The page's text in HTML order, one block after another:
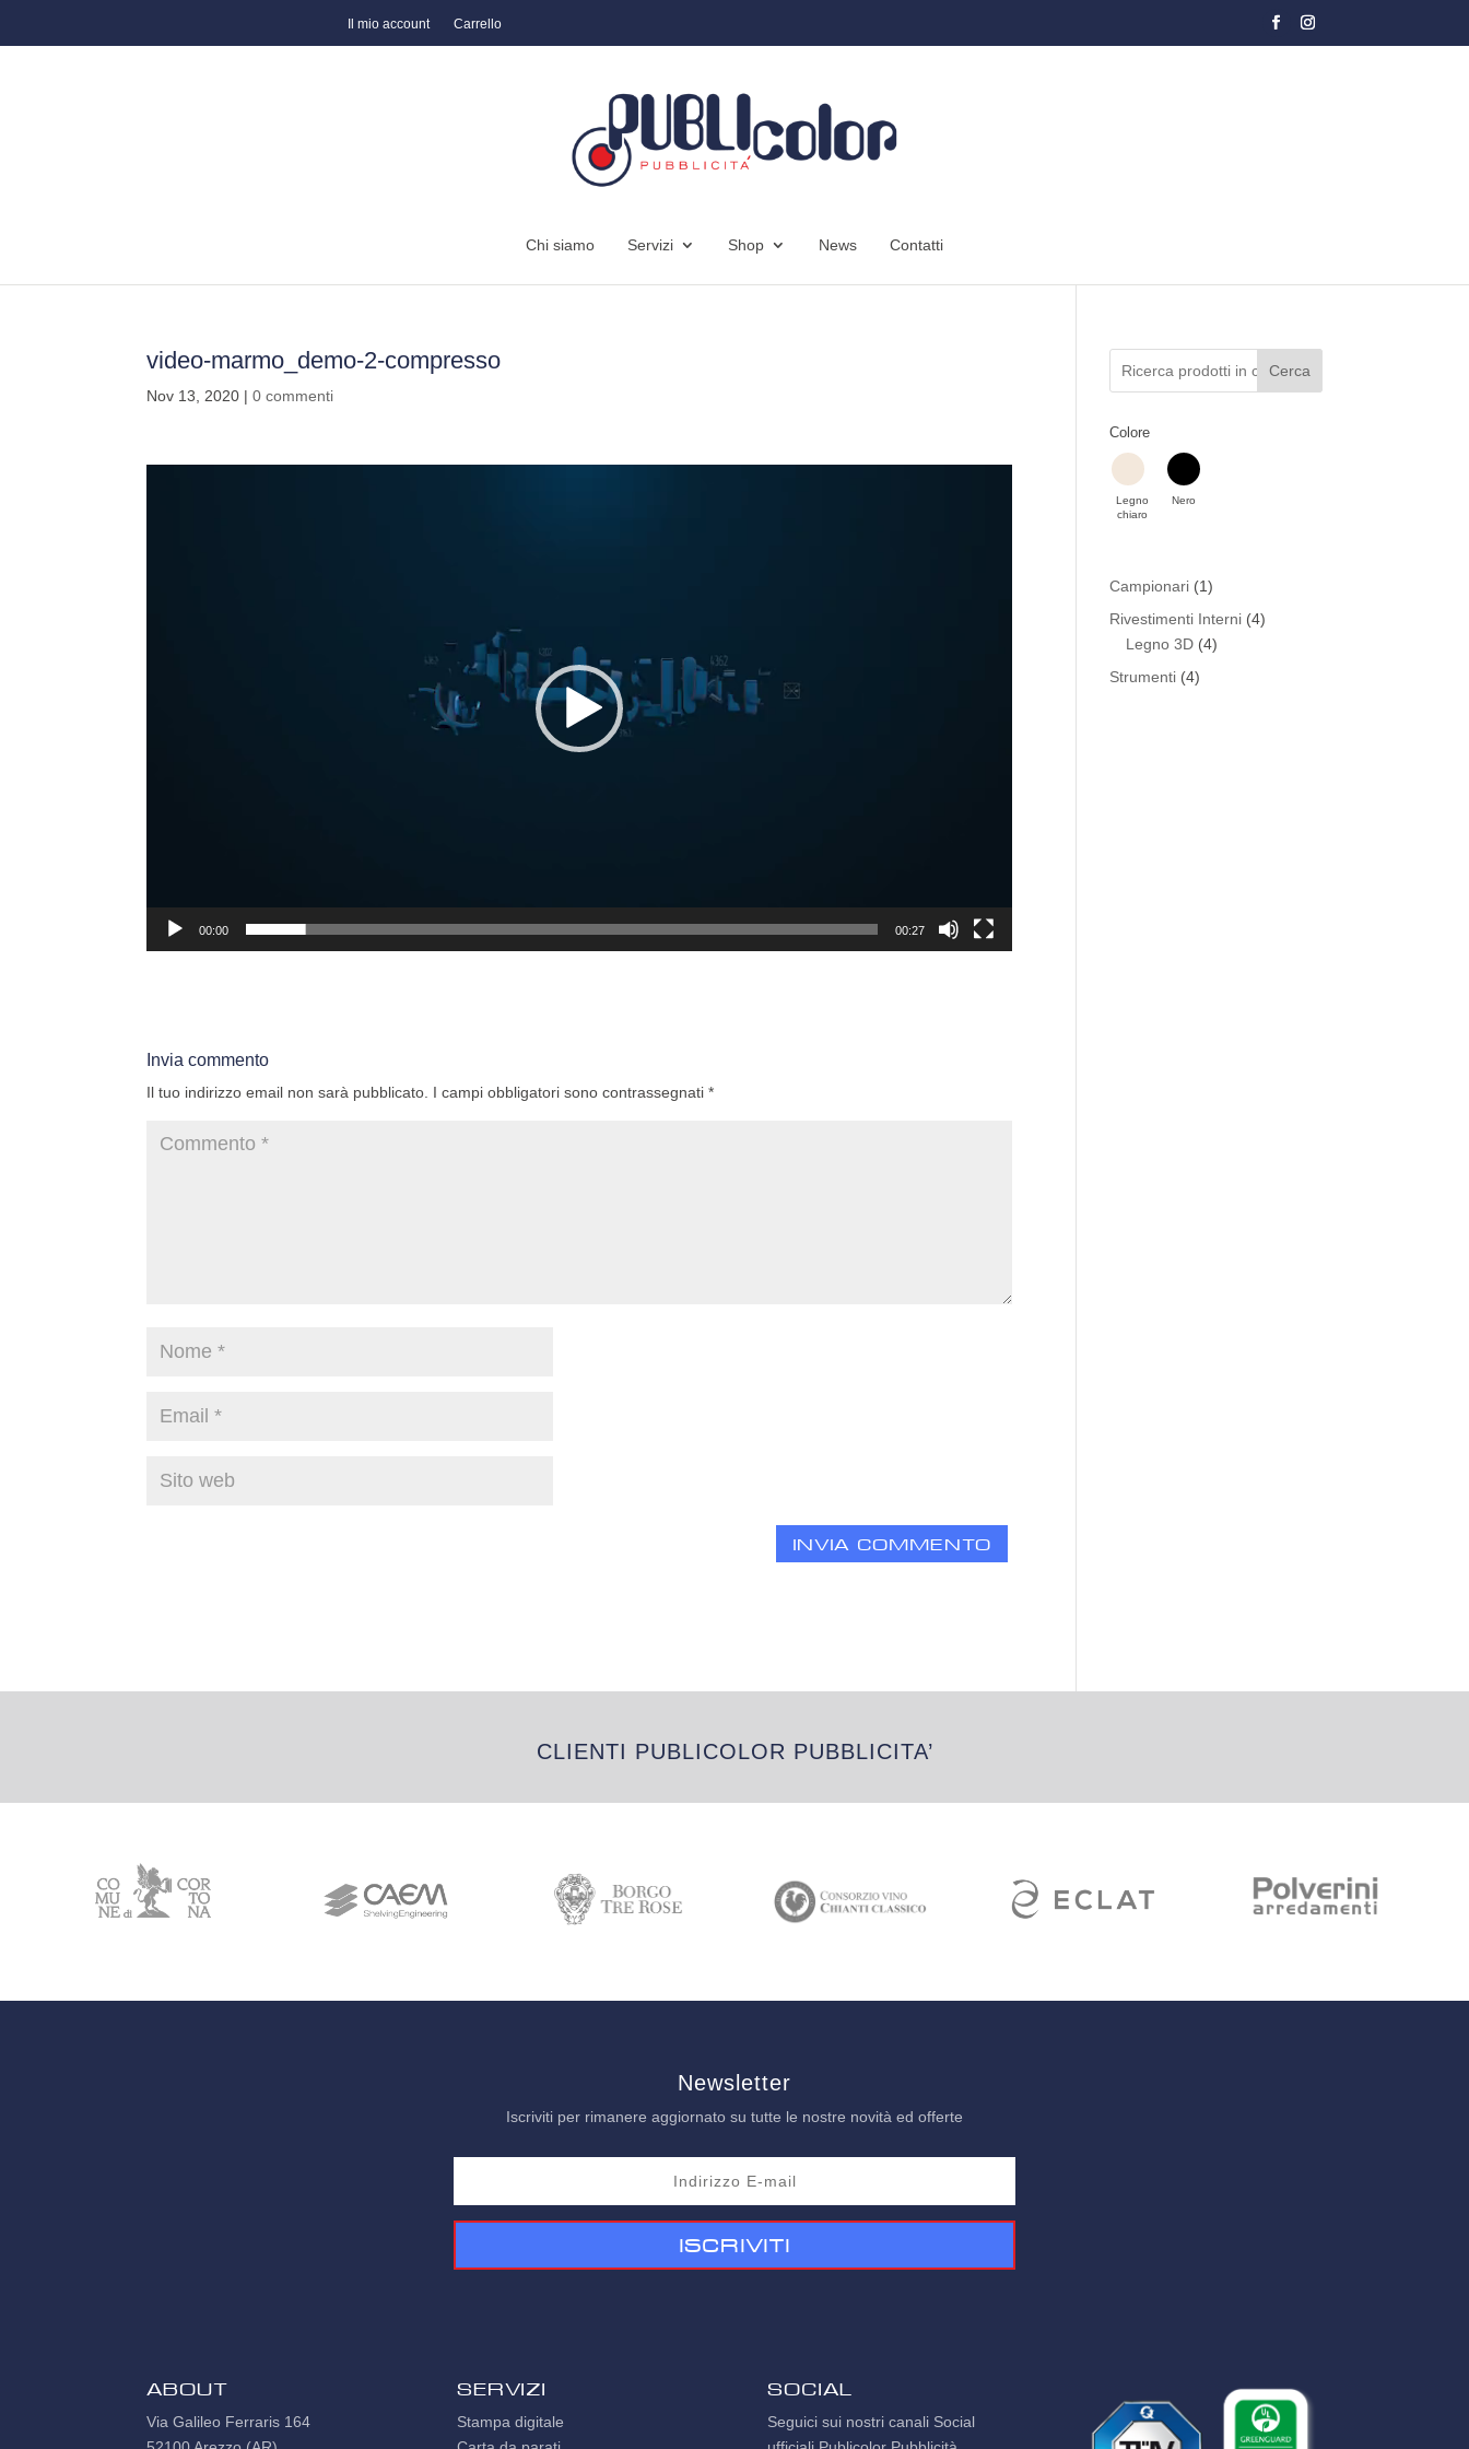
Il mio account Carrello
Chi siamo Servizi Shop News Contatti
video-marmo_demo-2-compresso
Nov 13, 2020 |0 commenti
00:00 00:27
Invia commento
Il tuo indirizzo email non sarà pubblicato. I campi obbligatori sono contrassegnati*
Cerca
Colore
Legno
chiaro
Nero
Campionari 11
prodotto
Rivestimenti Interni 44
Legno 3D 44
Strumenti 44
CLIENTI PUBLICOLOR PUBBLICITA’
Newsletter
Iscriviti per rimanere aggiornato su tutte le nostre novità ed offerte
Iscriviti
ABOUT
Via Galileo Ferraris 164
Servizi
Stampa digitale
SOCIAL
Seguici sui nostri canali Social